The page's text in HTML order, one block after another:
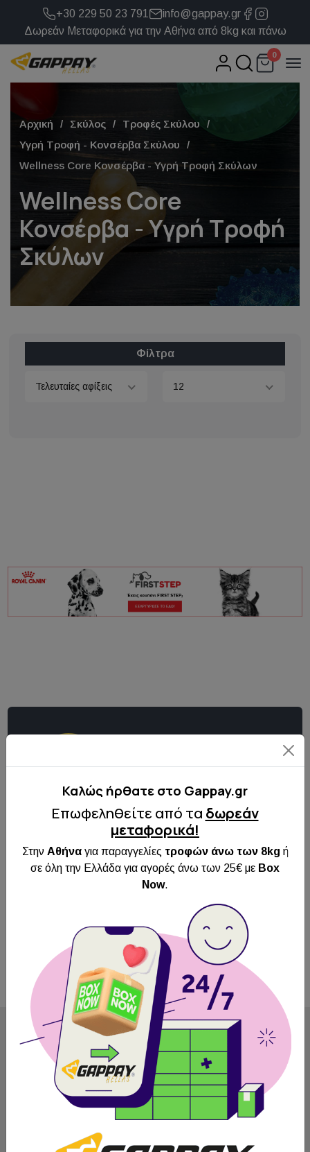
+30 229 50 23 791
info@gappay.gr
Δωρεάν Μεταφορικά για την Αθήνα από 8kg και πάνω
0
Αρχική Σκύλος
Τροφές Σκύλου
Υγρή Τροφή - Κονσέρβα Σκύλου
Wellness Core Κονσέρβα - Υγρή Τροφή Σκύλων
Wellness Core
Κονσέρβα - Υγρή Τροφή
Σκύλων
Φίλτρα
Τελευταίες αφίξεις 12
Κάντε εγγραφή στο
Newsletter μας
Κάνε εγγραφή στο newsletter μας για να
ενημερώνεσαι για όλα τα νέα και τις
Εγγραφή
Αποδέχομαι τουςόρους χρήσης
και την
πολιτική προσωπικών δεδομένων
Καλώς ήρθατε στo Gappay.gr
Επωφεληθείτε από τα δωρεάν
μεταφορικά!
Στην Αθήνα για παραγγελίες τροφών άνω των 8kg ή
σε όλη την Ελλάδα για αγορές άνω των 25€ με Box
Now.